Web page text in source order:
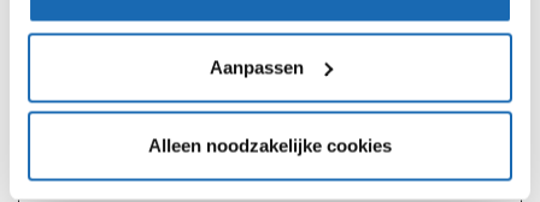
Aanpassen
Alleen noodzakelijke cookies
door anoniem gegevens te verzamelen en te
Aanbieder Doel
Maximale
_ga
Google
Registreert een
2 jaar